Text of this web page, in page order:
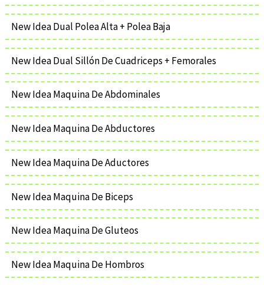
New Idea Dual Polea Alta + Polea Baja
New Idea Dual Sillón De Cuadriceps + Femorales
New Idea Maquina De Abdominales
New Idea Maquina De Abductores
New Idea Maquina De Aductores
New Idea Maquina De Biceps
New Idea Maquina De Gluteos
New Idea Maquina De Hombros